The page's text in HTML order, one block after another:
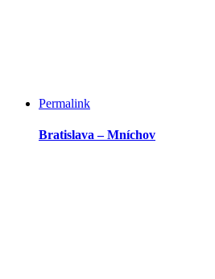
Permalink
Bratislava – Mníchov